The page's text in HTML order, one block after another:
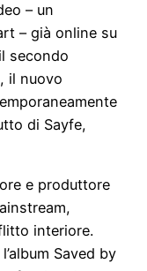
– un
– già online su
secondo
il nuovo
di Sayfe,
e produttore
interiore.
Saved by